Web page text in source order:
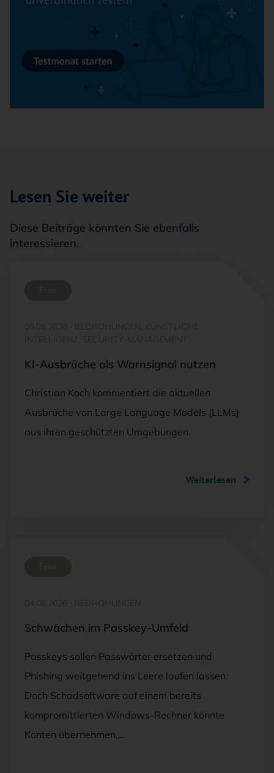
Lesen Sie weiter
Diese Beiträge könnten Sie ebenfalls
interessieren.
KI-Ausbrüche als Warnsignal nutzen
Christian Koch kommentiert die aktuellen
Ausbrüche von Large Language Models (LLMs)
aus ihren geschützten Umgebungen.
Weiterlesen
Schwächen im Passkey-Umfeld
Passkeys sollen Passwörter ersetzen und
Phishing weitgehend ins Leere laufen lassen.
Doch Schadsoftware auf einem bereits
kompromittierten Windows-Rechner könnte
Konten übernehmen,…